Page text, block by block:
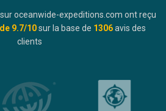
sur oceanwide-expeditions.com ont reçu
9.7/10sur la base de 1306avis des
clients